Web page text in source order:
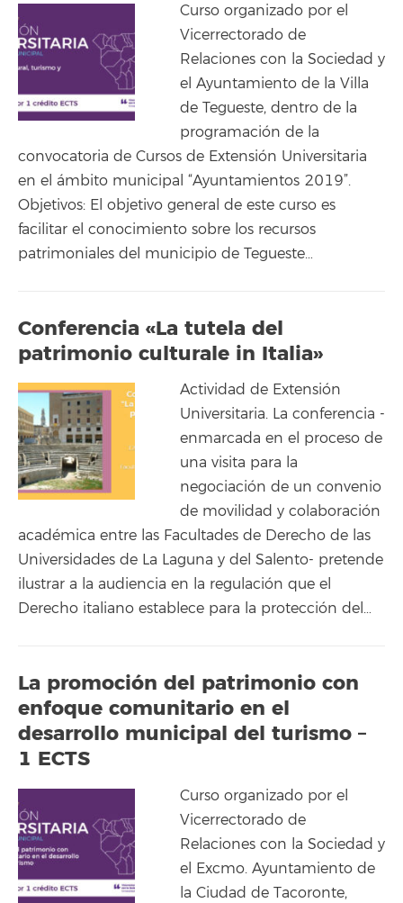
Curso organizado por el
Vicerrectorado de
Relaciones con la Sociedad y
el Ayuntamiento de la Villa
de Tegueste, dentro de la
programación de la
convocatoria de Cursos de Extensión Universitaria
en el ámbito municipal “Ayuntamientos 2019”.
Objetivos: El objetivo general de este curso es
facilitar el conocimiento sobre los recursos
patrimoniales del municipio de Tegueste…
Conferencia «La tutela del
patrimonio culturale in Italia»
Actividad de Extensión
Universitaria. La conferencia -
enmarcada en el proceso de
una visita para la
negociación de un convenio
de movilidad y colaboración
académica entre las Facultades de Derecho de las
Universidades de La Laguna y del Salento- pretende
ilustrar a la audiencia en la regulación que el
Derecho italiano establece para la protección del…
La promoción del patrimonio con
enfoque comunitario en el
desarrollo municipal del turismo –
1 ECTS
Curso organizado por el
Vicerrectorado de
Relaciones con la Sociedad y
el Excmo. Ayuntamiento de
la Ciudad de Tacoronte,